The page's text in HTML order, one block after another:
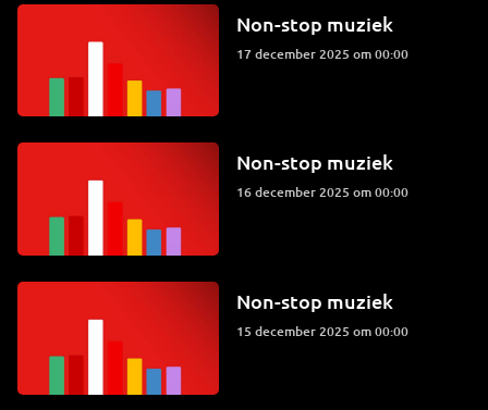
Non-stop muziek
17 december 2025 om 00:00
Non-stop muziek
16 december 2025 om 00:00
Non-stop muziek
15 december 2025 om 00:00